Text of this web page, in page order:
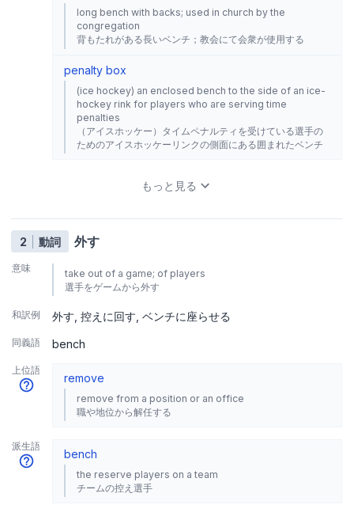
long bench with backs; used in church by the
congregation
背もたれがある長いベンチ；教会にて会衆が使用する
penalty box
(ice hockey) an enclosed bench to the side of an ice-
hockey rink for players who are serving time
penalties
（アイスホッケー）タイムペナルティを受けている選手の
ためのアイスホッケーリンクの側面にある囲まれたベンチ
もっと見る
2 動詞 外す
意味
take out of a game; of players
選手をゲームから外す
和訳例 外す 控えに回す ベンチに座らせる
同義語 bench
上位語
remove
remove from a position or an office
職や地位から解任する
派生語
bench
the reserve players on a team
チームの控え選手